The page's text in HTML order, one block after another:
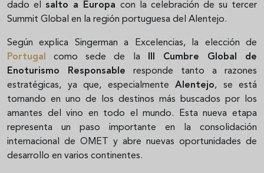
dado el salto a Europa con la celebración de su tercer
Summit Global en la región portuguesa del Alentejo.
Según explica Singerman a Excelencias, la elección de
Portugal como sede de la III Cumbre Global de
Enoturismo Responsable responde tanto a razones
estratégicas, ya que, especialmente Alentejo, se está
tornando en uno de los destinos más buscados por los
amantes del vino en todo el mundo. Esta nueva etapa
representa un paso importante en la consolidación
internacional de OMET y abre nuevas oportunidades de
desarrollo en varios continentes.